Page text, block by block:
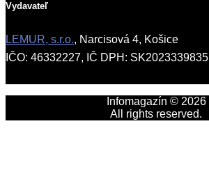
Vydavateľ
LEMUR, s.r.o., Narcisová 4, Košice
IČO: 46332227, IČ DPH: SK2023339835
Infomagazín © 2026
All rights reserved.